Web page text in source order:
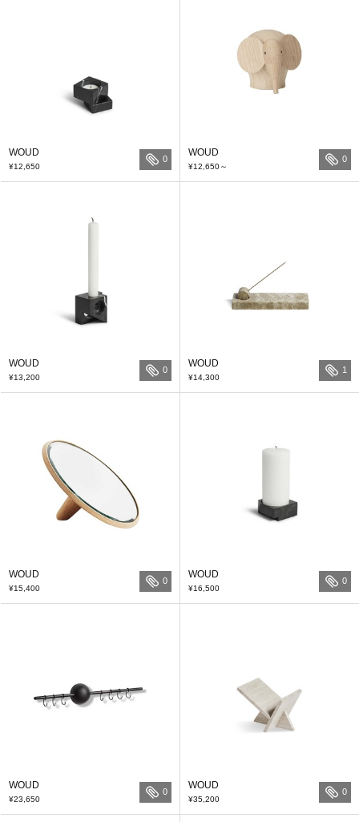
WOUD
¥12,650
0
WOUD
¥12,650～
0
WOUD
¥13,200
0
WOUD
¥14,300
1
WOUD
¥15,400
0
WOUD
¥16,500
0
WOUD
¥23,650
0
WOUD
¥35,200
0